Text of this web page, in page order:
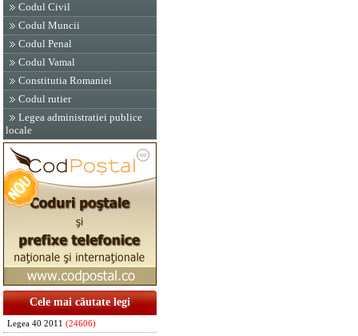
Codul Civil
Codul Muncii
Codul Penal
Codul Vamal
Constitutia Romaniei
Codul rutier
Legea administratiei publice
locale
Cele mai căutate legi
Legea 40 2011 (24606)